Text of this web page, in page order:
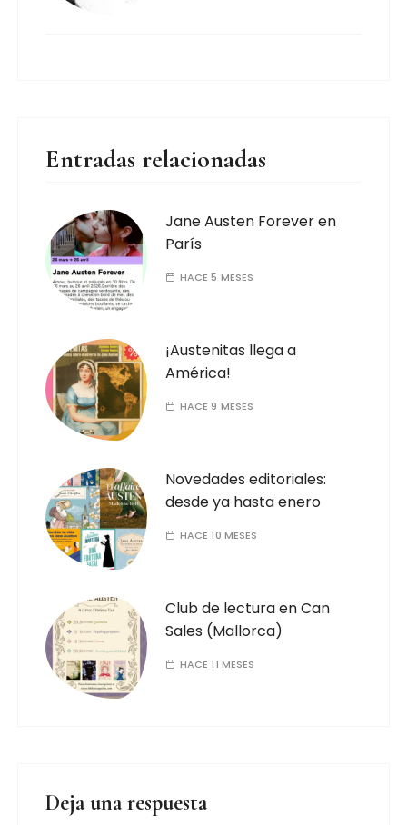
Entradas relacionadas
Jane Austen Forever en
París
HACE 5 MESES
¡Austenitas llega a
América!
HACE 9 MESES
Novedades editoriales:
desde ya hasta enero
HACE 10 MESES
Club de lectura en Can
Sales (Mallorca)
HACE 11 MESES
Deja una respuesta